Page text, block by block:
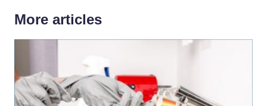
More articles